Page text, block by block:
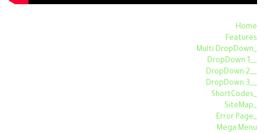
Home
Features
_Multi DropDown
__DropDown 1
__DropDown 2
__DropDown 3
_ShortCodes
_SiteMap
_Error Page
Mega Menu